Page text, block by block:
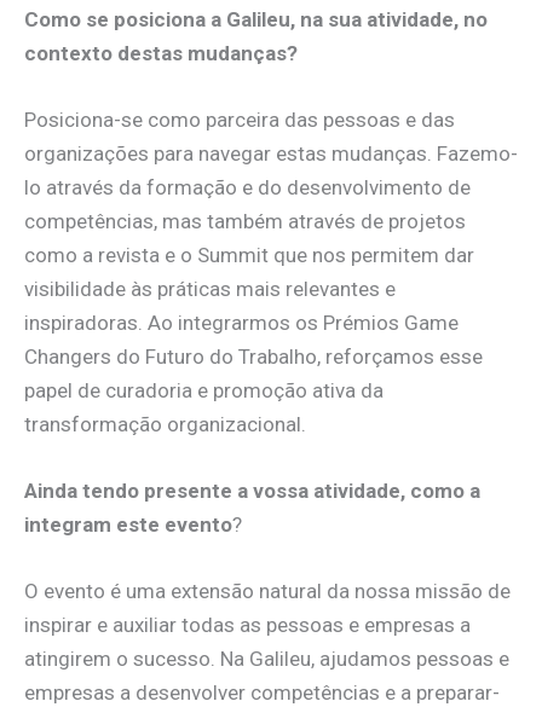
Como se posiciona a Galileu, na sua atividade, no
contexto destas mudanças?
Posiciona-se como parceira das pessoas e das
organizações para navegar estas mudanças. Fazemo-
lo através da formação e do desenvolvimento de
competências, mas também através de projetos
como a revista e o Summit que nos permitem dar
visibilidade às práticas mais relevantes e
inspiradoras. Ao integrarmos os Prémios Game
Changers do Futuro do Trabalho, reforçamos esse
papel de curadoria e promoção ativa da
transformação organizacional.
Ainda tendo presente a vossa atividade, como a
integram este evento?
O evento é uma extensão natural da nossa missão de
inspirar e auxiliar todas as pessoas e empresas a
atingirem o sucesso. Na Galileu, ajudamos pessoas e
empresas a desenvolver competências e a preparar-